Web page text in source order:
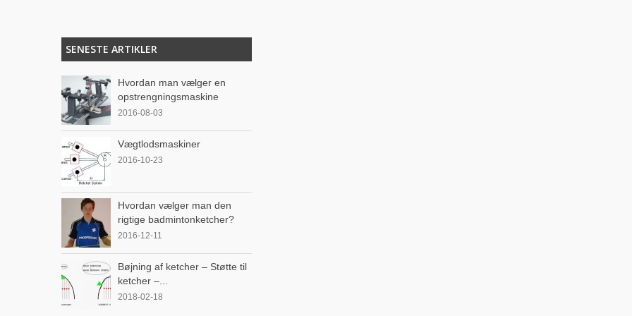
SENESTE ARTIKLER
Hvordan man vælger en
opstrengningsmaskine
2016-08-03
Vægtlodsmaskiner
2016-10-23
Hvordan vælger man den
rigtige badmintonketcher?
2016-12-11
Bøjning af ketcher – Støtte til
ketcher –...
2018-02-18